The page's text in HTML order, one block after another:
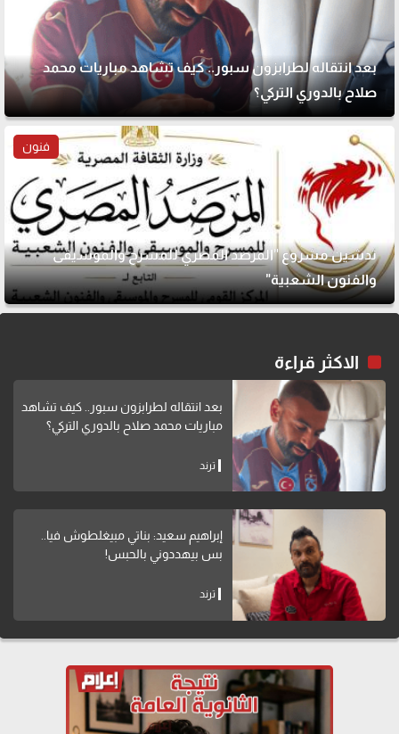
بعد انتقاله لطرابزون سبور.. كيف تشاهد مباريات محمد
صلاح بالدوري التركي؟
فنون
تدشين مشروع "المرصد المصري للمسرح والموسيقى
والفنون الشعبية"
الاكثر قراءة
بعد انتقاله لطرابزون سبور.. كيف تشاهد
مباريات محمد صلاح بالدوري التركي؟
ترند
إبراهيم سعيد: بناتي مبيغلطوش فيا..
بس بيهددوني بالحبس!
ترند